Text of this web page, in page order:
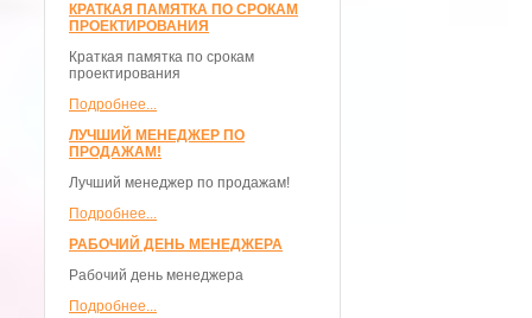
КРАТКАЯ ПАМЯТКА ПО СРОКАМ
ПРОЕКТИРОВАНИЯ
Краткая памятка по срокам
проектирования
Подробнее...
ЛУЧШИЙ МЕНЕДЖЕР ПО
ПРОДАЖАМ!
Лучший менеджер по продажам!
Подробнее...
РАБОЧИЙ ДЕНЬ МЕНЕДЖЕРА
Рабочий день менеджера
Подробнее...